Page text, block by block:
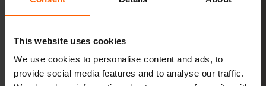
This website uses cookies
We use cookies to personalise content and ads, to
provide social media features and to analyse our traffic.
20 GB+ lub Unlimited
Zobacz pakiety